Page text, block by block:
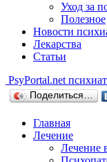
Уход за
Полезное
Новости
Лекарства
Статьи
PsyPortal.net
Поделиться…
Главная
Лечение
Лечение